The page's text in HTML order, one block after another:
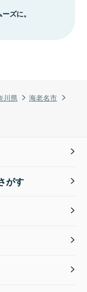
川県
海老名市
ズに。
がす